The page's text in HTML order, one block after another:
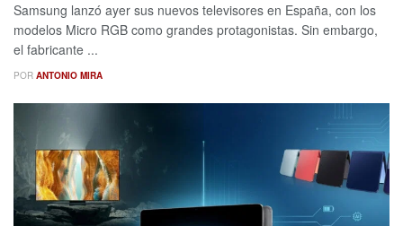
Samsung lanzó ayer sus nuevos televisores en España, con los
modelos Micro RGB como grandes protagonistas. Sin embargo,
el fabricante ...
POR ANTONIO MIRA